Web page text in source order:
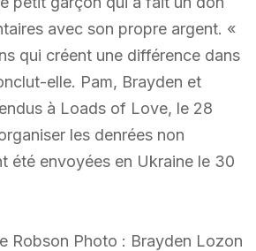
avec son propre argent. «
qui créent une différence dans
elle. Pam, Brayden et
à Loads of Love, le 28
les denrées non
été envoyées en Ukraine le 30
Robson Photo : Brayden Lozon